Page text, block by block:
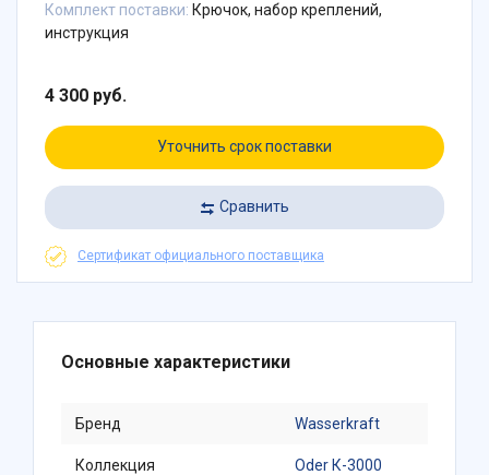
Комплект поставки: Крючок, набор креплений,
инструкция
4 300 руб.
Уточнить срок поставки
Сравнить
Сертификат официального поставщика
Основные характеристики
Бренд Wasserkraft
Коллекция Oder К-3000